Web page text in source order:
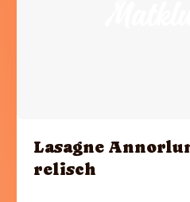
Lasagne
relisch